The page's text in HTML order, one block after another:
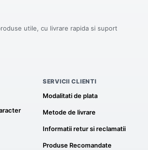
utile, cu livrare rapida si suport
SERVICII CLIENTI
Modalitati de plata
Metode de livrare
Informatii retur si reclamatii
Produse Recomandate